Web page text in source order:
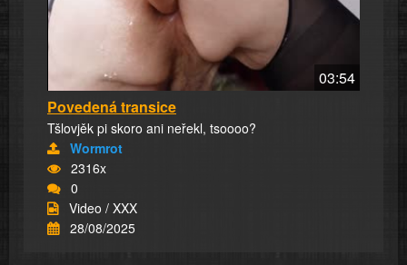
03:54
Povedená transice
Tšlovjěk pi skoro ani neřekl, tsoooo?
Wormrot
2316x
0
Video / XXX
28/08/2025